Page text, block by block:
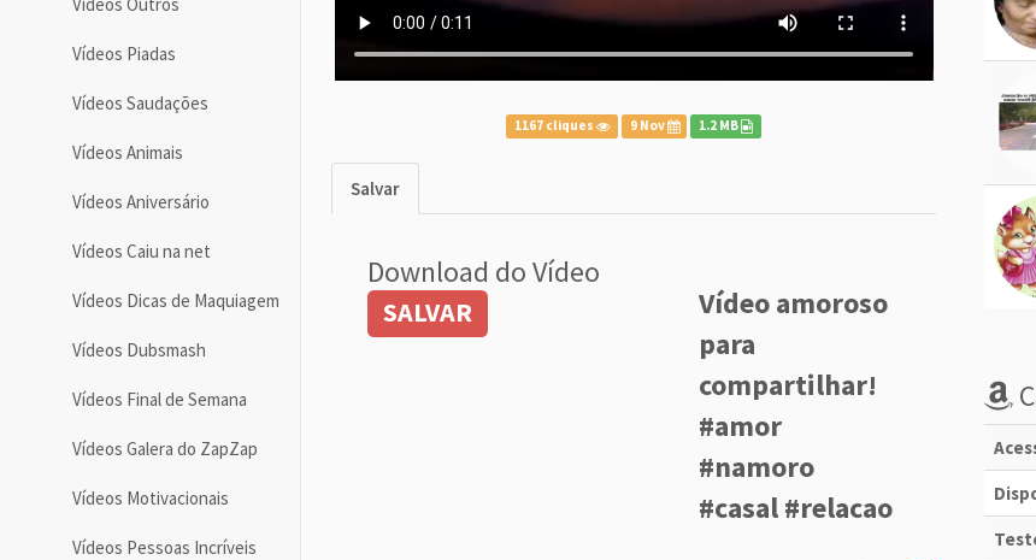
Vídeos Piadas
Vídeos Saudações
Vídeos Animais
Vídeos Aniversário
Vídeos Caiu na net
Vídeos Dicas de Maquiagem
Vídeos Dubsmash
Vídeos Final de Semana
Vídeos Galera do ZapZap
Vídeos Motivacionais
Vídeos Pessoas Incríveis
1167 cliques 9 Nov 1.2 MB
Salvar
Download do Vídeo
SALVAR
Vídeo amoroso
para
compartilhar!
#amor
#namoro
#casal #relacao